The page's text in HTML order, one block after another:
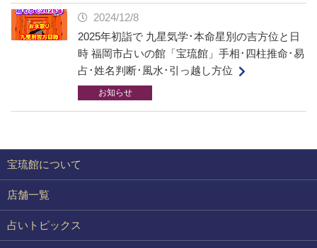
2024/12/8
2025年初詣で 九星気学･本命星別の吉方位と日
時 福岡市占いの館「宝琉館」手相･四柱推命･易
占･姓名判断･風水･引っ越し方位
お知らせ
宝琉館について
店舗一覧
占いトピックス